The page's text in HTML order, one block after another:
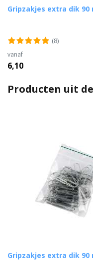
Gripzakjes extra dik 90
(8)
vanaf
6,10
Producten uit
Gripzakjes extra dik 90